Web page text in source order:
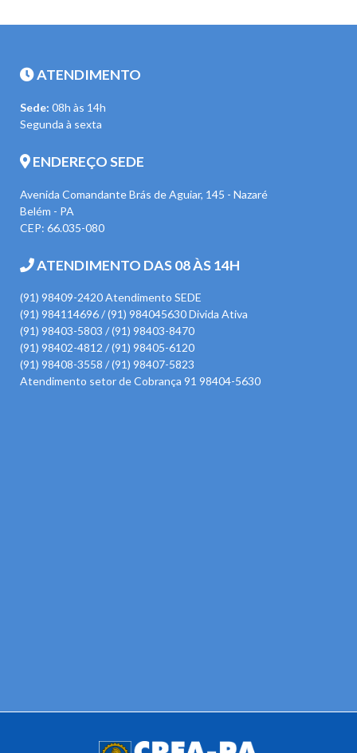
ATENDIMENTO
Sede: 08h às 14h
Segunda à sexta
ENDEREÇO SEDE
Avenida Comandante Brás de Aguiar, 145 - Nazaré
Belém - PA
CEP: 66.035-080
ATENDIMENTO DAS 08 ÀS 14H
(91) 98409-2420 Atendimento SEDE
(91) 984114696 / (91) 984045630 Divida Ativa
(91) 98403-5803 / (91) 98403-8470
(91) 98402-4812 / (91) 98405-6120
(91) 98408-3558 / (91) 98407-5823
Atendimento setor de Cobrança 91 98404-5630